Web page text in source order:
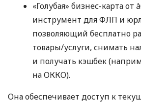
«Голубая» бизнес-карта от
инструмент для ФЛП и
позволяющий бесплатно
товары/услуги, снимать
и получать кэшбек
на ОККО).
Она обеспечивает доступ к